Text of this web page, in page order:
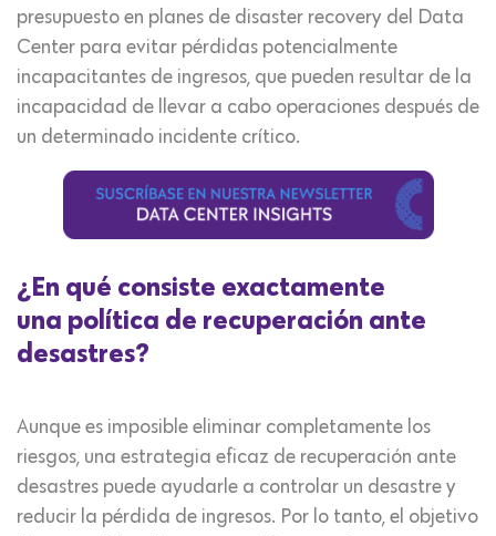
presupuesto en planes de disaster recovery del Data
Center para evitar pérdidas potencialmente
incapacitantes de ingresos, que pueden resultar de la
incapacidad de llevar a cabo operaciones después de
un determinado incidente crítico.
¿En qué consiste exactamente
una política de recuperación ante
desastres?
Aunque es imposible eliminar completamente los
riesgos, una estrategia eficaz de recuperación ante
desastres puede ayudarle a controlar un desastre y
reducir la pérdida de ingresos. Por lo tanto, el objetivo